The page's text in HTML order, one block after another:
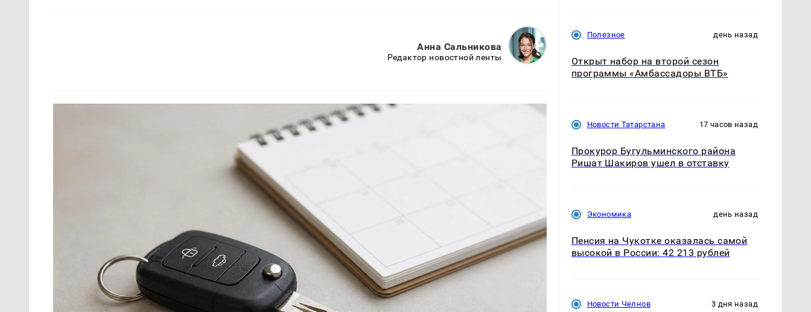
Анна Сальникова
Редактор новостной ленты
Полезное день назад
Открыт набор на второй сезон
программы «Амбассадоры ВТБ»
Новости Татарстана 17 часов назад
Прокурор Бугульминского района
Ришат Шакиров ушел в отставку
Экономика день назад
Пенсия на Чукотке оказалась самой
высокой в России: 42 213 рублей
Новости Челнов 3 дня назад